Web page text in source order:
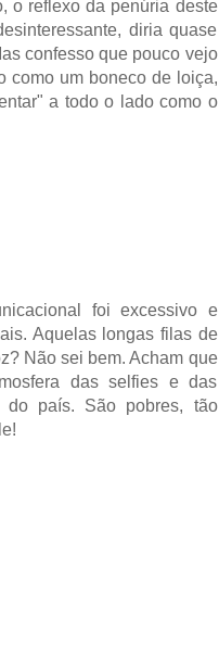
o reflexo da penúria deste
diria quase
confesso que pouco vejo
como um boneco de loiça,
a todo o lado como o
foi excessivo e
Aquelas longas filas de
Não sei bem. Acham que
das selfies e das
do país. São pobres, tão